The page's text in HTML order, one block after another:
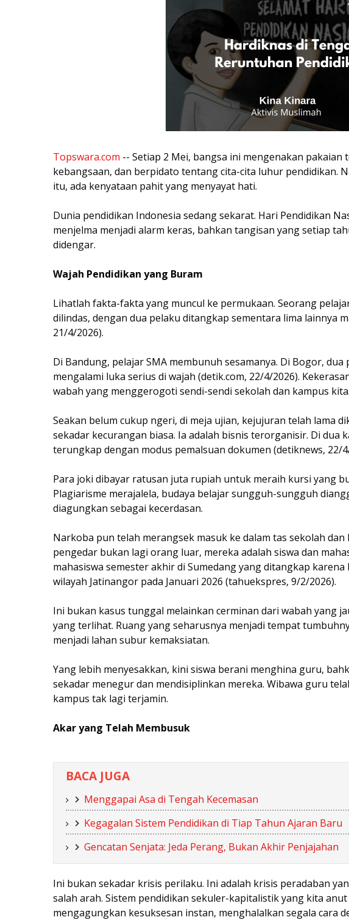
Topswara.com -- Setiap 2 Mei, bangsa ini mengenakan
kebangsaan, dan berpidato tentang cita-cita luhur pendidikan.
itu, ada kenyataan pahit yang menyayat hati.
Dunia pendidikan Indonesia sedang sekarat. Hari Pendidikan
menjelma menjadi alarm keras, bahkan tangisan yang setiap
didengar.
Wajah Pendidikan yang Buram
Lihatlah fakta-fakta yang muncul ke permukaan. Seorang
dilindas, dengan dua pelaku ditangkap sementara lima lainnya
21/4/2026).
Di Bandung, pelajar SMA membunuh sesamanya. Di Bogor,
mengalami luka serius di wajah (detik.com, 22/4/2026).
wabah yang menggerogoti sendi-sendi sekolah dan kampus kita.
Seakan belum cukup ngeri, di meja ujian, kejujuran telah lama
sekadar kecurangan biasa. Ia adalah bisnis terorganisir. Di dua
terungkap dengan modus pemalsuan dokumen (detiknews, 22/
Para joki dibayar ratusan juta rupiah untuk meraih kursi yang
Plagiarisme merajalela, budaya belajar sungguh-sungguh
diagungkan sebagai kecerdasan.
Narkoba pun telah merangsek masuk ke dalam tas sekolah dan
pengedar bukan lagi orang luar, mereka adalah siswa dan
mahasiswa semester akhir di Sumedang yang ditangkap
wilayah Jatinangor pada Januari 2026 (tahuekspres, 9/2/2026).
Ini bukan kasus tunggal melainkan cerminan dari wabah yang
yang terlihat. Ruang yang seharusnya menjadi tempat
menjadi lahan subur kemaksiatan.
Yang lebih menyesakkan, kini siswa berani menghina guru,
sekadar menegur dan mendisiplinkan mereka. Wibawa guru
kampus tak lagi terjamin.
Akar yang Telah Membusuk
BACA JUGA
Menggapai Asa di Tengah Kecemasan
Kegagalan Sistem Pendidikan di Tiap Tahun Ajaran Baru
Gencatan Senjata: Jeda Perang, Bukan Akhir Penjajahan
Ini bukan sekadar krisis perilaku. Ini adalah krisis peradaban
salah arah. Sistem pendidikan sekuler-kapitalistik yang kita
mengagungkan kesuksesan instan, menghalalkan segala cara